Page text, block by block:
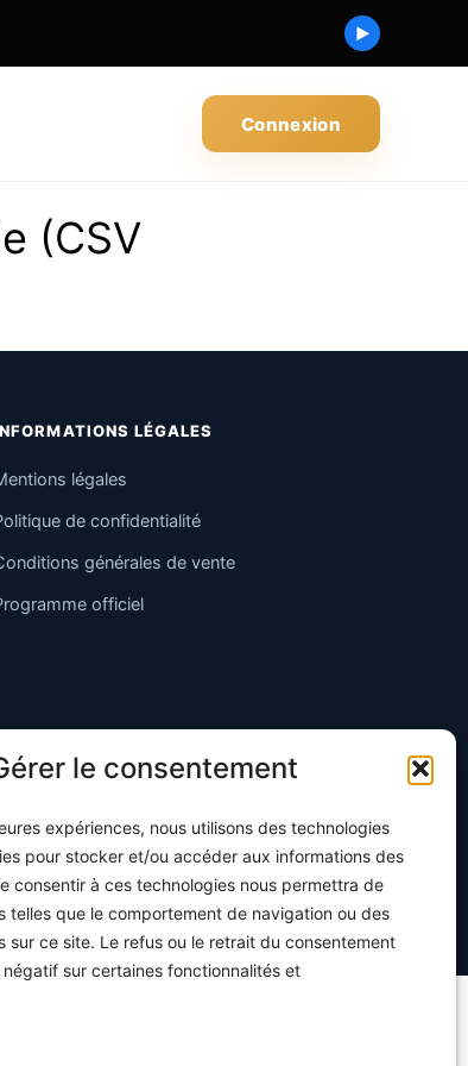
le consentement
expériences, nous utilisons des technologies
pour stocker et/ou accéder aux informations des
consentir à ces technologies nous permettra de
telles que le comportement de navigation ou des
sur ce site. Le refus ou le retrait du consentement
sur certaines fonctionnalités et
▶
Connexion
(CSV
LÉGALES
légales
de confidentialité
générales de vente
officiel
en Europe · Données protégées RGPD